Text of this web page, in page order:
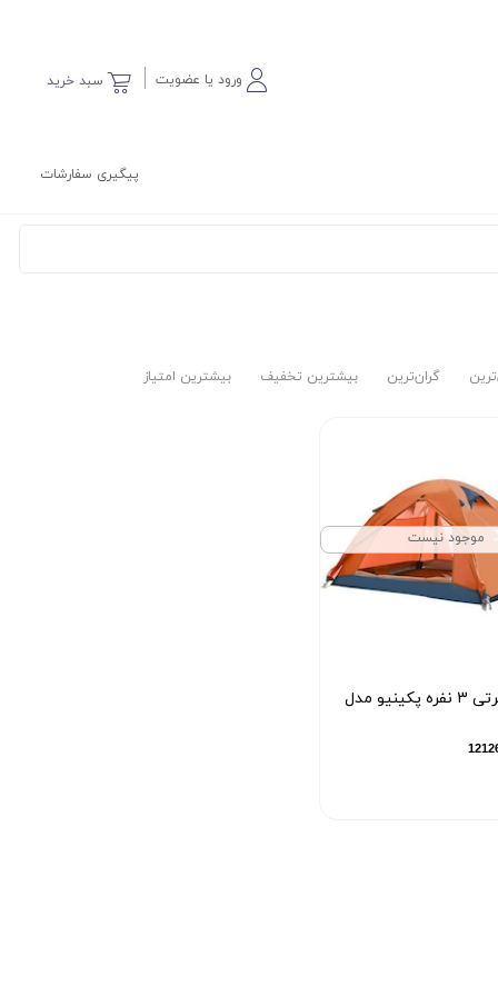
سبد خرید ورود یا عضویت
پیگیری سفارشات
گران‌ترین بیشترین تخفیف بیشترین امتیاز
موجود نیست
چادر مسافرتی 3 نفره پکینیو مدل